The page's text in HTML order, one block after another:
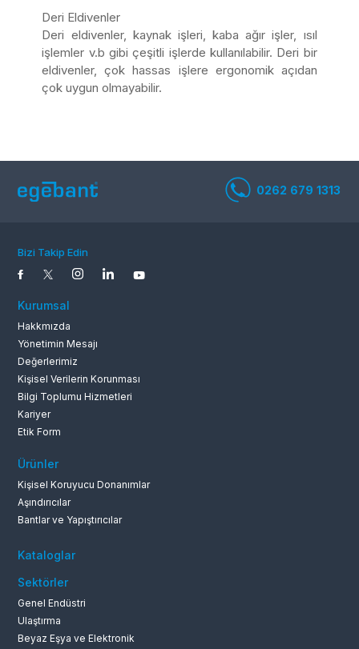
Deri Eldivenler
Deri eldivenler, kaynak işleri, kaba ağır işler, ısıl
işlemler v.b gibi çeşitli işlerde kullanılabilir. Deri bir
eldivenler, çok hassas işlere ergonomik açıdan
çok uygun olmayabilir.
Bizi Takip Edin
Kurumsal
Hakkmızda
Yönetimin Mesajı
Değerlerimiz
Kişisel Verilerin Korunması
Bilgi Toplumu Hizmetleri
Kariyer
Etik Form
Ürünler
Kişisel Koruyucu Donanımlar
Aşındırıcılar
Bantlar ve Yapıştırıcılar
Kataloglar
Sektörler
Genel Endüstri
Ulaştırma
Beyaz Eşya ve Elektronik